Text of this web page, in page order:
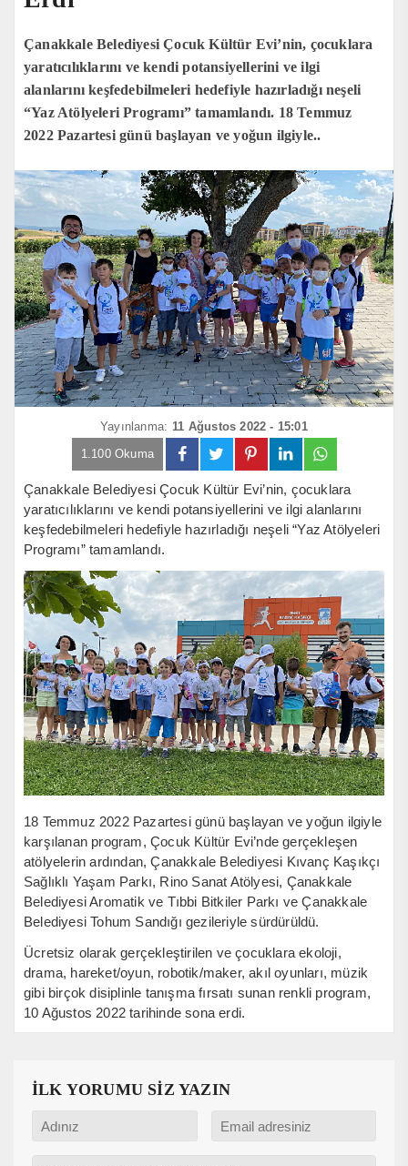
Çanakkale Belediyesi Çocuk Kültür Evi’nin, çocuklara
yaratıcılıklarını ve kendi potansiyellerini ve ilgi
alanlarını keşfedebilmeleri hedefiyle hazırladığı neşeli
“Yaz Atölyeleri Programı” tamamlandı. 18 Temmuz
2022 Pazartesi günü başlayan ve yoğun ilgiyle..
Yayınlanma: 11 Ağustos 2022 - 15:01
1.100 Okuma
Çanakkale Belediyesi Çocuk Kültür Evi’nin, çocuklara
yaratıcılıklarını ve kendi potansiyellerini ve ilgi alanlarını
keşfedebilmeleri hedefiyle hazırladığı neşeli “Yaz Atölyeleri
Programı” tamamlandı.
18 Temmuz 2022 Pazartesi günü başlayan ve yoğun ilgiyle
karşılanan program, Çocuk Kültür Evi’nde gerçekleşen
atölyelerin ardından, Çanakkale Belediyesi Kıvanç Kaşıkçı
Sağlıklı Yaşam Parkı, Rino Sanat Atölyesi, Çanakkale
Belediyesi Aromatik ve Tıbbi Bitkiler Parkı ve Çanakkale
Belediyesi Tohum Sandığı gezileriyle sürdürüldü.
Ücretsiz olarak gerçekleştirilen ve çocuklara ekoloji,
drama, hareket/oyun, robotik/maker, akıl oyunları, müzik
gibi birçok disiplinle tanışma fırsatı sunan renkli program,
10 Ağustos 2022 tarihinde sona erdi.
İLK YORUMU SİZ YAZIN